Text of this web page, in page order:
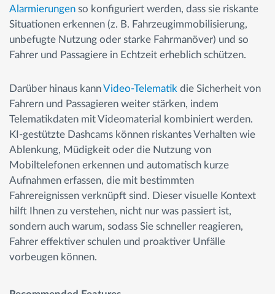
Alarmierungen so konfiguriert werden, dass sie riskante
Situationen erkennen (z. B. Fahrzeugimmobilisierung,
unbefugte Nutzung oder starke Fahrmanöver) und so
Fahrer und Passagiere in Echtzeit erheblich schützen.
Darüber hinaus kannVideo-Telematik die Sicherheit von
Fahrern und Passagieren weiter stärken, indem
Telematikdaten mit Videomaterial kombiniert werden.
KI-gestützte Dashcams können riskantes Verhalten wie
Ablenkung, Müdigkeit oder die Nutzung von
Mobiltelefonen erkennen und automatisch kurze
Aufnahmen erfassen, die mit bestimmten
Fahrereignissen verknüpft sind. Dieser visuelle Kontext
hilft Ihnen zu verstehen, nicht nur was passiert ist,
sondern auch warum, sodass Sie schneller reagieren,
Fahrer effektiver schulen und proaktiver Unfälle
vorbeugen können.